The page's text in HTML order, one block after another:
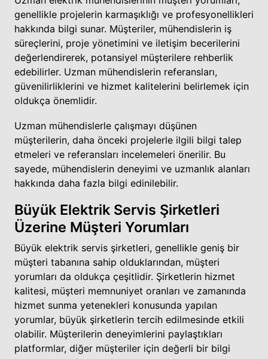
genellikle projelerin karmaşıklığı ve profesyonellikleri
hakkında bilgi sunar. Müşteriler, mühendislerin iş
süreçlerini, proje yönetimini ve iletişim becerilerini
değerlendirerek, potansiyel müşterilere rehberlik
edebilirler. Uzman mühendislerin referansları,
güvenilirliklerini ve hizmet kalitelerini belirlemek için
oldukça önemlidir.
Uzman mühendislerle çalışmayı düşünen
müşterilerin, daha önceki projelerle ilgili bilgi talep
etmeleri ve referansları incelemeleri önerilir. Bu
sayede, mühendislerin deneyimi ve uzmanlık alanları
hakkında daha fazla bilgi edinilebilir.
Büyük Elektrik Servis Şirketleri
Üzerine Müşteri Yorumları
Büyük elektrik servis şirketleri, genellikle geniş bir
müşteri tabanına sahip olduklarından, müşteri
yorumları da oldukça çeşitlidir. Şirketlerin hizmet
kalitesi, müşteri memnuniyet oranları ve zamanında
hizmet sunma yetenekleri konusunda yapılan
yorumlar, büyük şirketlerin tercih edilmesinde etkili
olabilir. Müşterilerin deneyimlerini paylaştıkları
platformlar, diğer müşteriler için değerli bir bilgi